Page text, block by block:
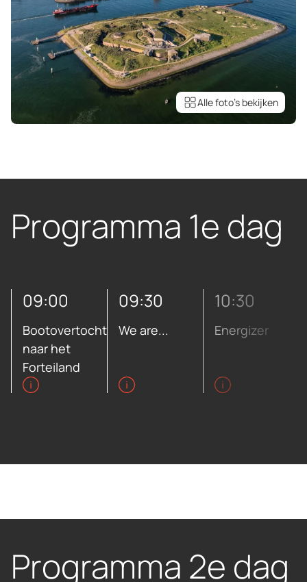
Alle foto’s bekijken
Programma 1e dag
09:00
Bootovertocht
naar het
Forteiland
09:30
We are...
10:30
Energizer
Programma 2e dag